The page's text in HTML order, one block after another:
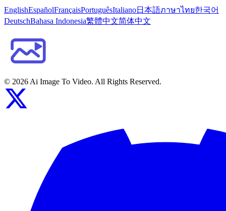
EnglishEspañolFrançaisPortuguêsItaliano日本語ภาษาไทย한국어
DeutschBahasa Indonesia繁體中文简体中文
© 2026 Ai Image To Video. All Rights Reserved.